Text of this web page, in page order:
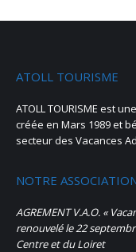
ATOLL TOURISME
ATOLL TOURISME est
créée en Mars 1989 et
secteur des Vacances
NOTRE
AGREMENT V.A.O. «
renouvelé le 22
Centre et du Loiret